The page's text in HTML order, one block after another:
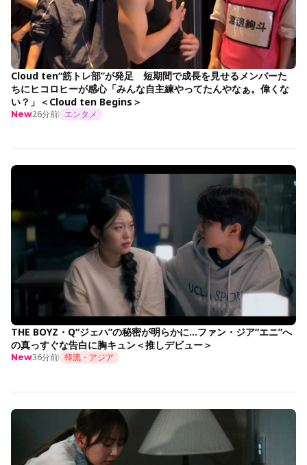
Cloud ten“筋トレ部”が発足 短期間で成長を見せるメンバーた
ちにヒコロヒーが感心「みんな自主練やってたんやなぁ。偉くな
い？」＜Cloud ten Begins＞
New26分前 エンタメ
THE BOYZ・Q“ジェハ”の秘密が明らかに…ファン・ジア“エニ”へ
の真っすぐな告白に胸キュン＜推しデビュー＞
New36分前 韓流・アジア